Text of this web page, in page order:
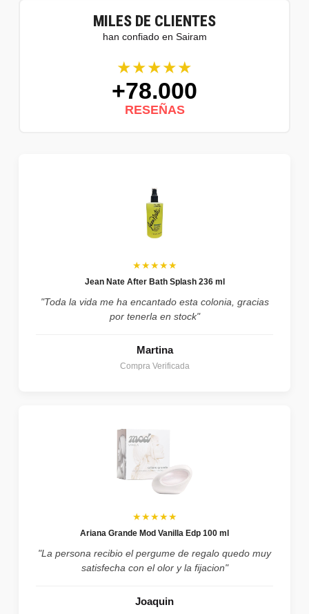
MILES DE CLIENTES
han confiado en Sairam
★★★★★
+78.000
RESEÑAS
★★★★★
Jean Nate After Bath Splash 236 ml
"Toda la vida me ha encantado esta colonia, gracias
por tenerla en stock"
Martina
Compra Verificada
★★★★★
Ariana Grande Mod Vanilla Edp 100 ml
"La persona recibio el pergume de regalo quedo muy
satisfecha con el olor y la fijacion"
Joaquin